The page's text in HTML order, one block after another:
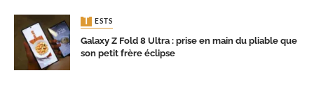
TESTS
Galaxy Z Fold 8 Ultra : prise en main du pliable que
son petit frère éclipse